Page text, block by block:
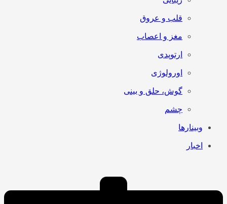
قلب و عروق
مغز و اعصاب
ارتوپدی
اورولوژی
گوش، حلق و بینی
چشم
وبینارها
اخبار